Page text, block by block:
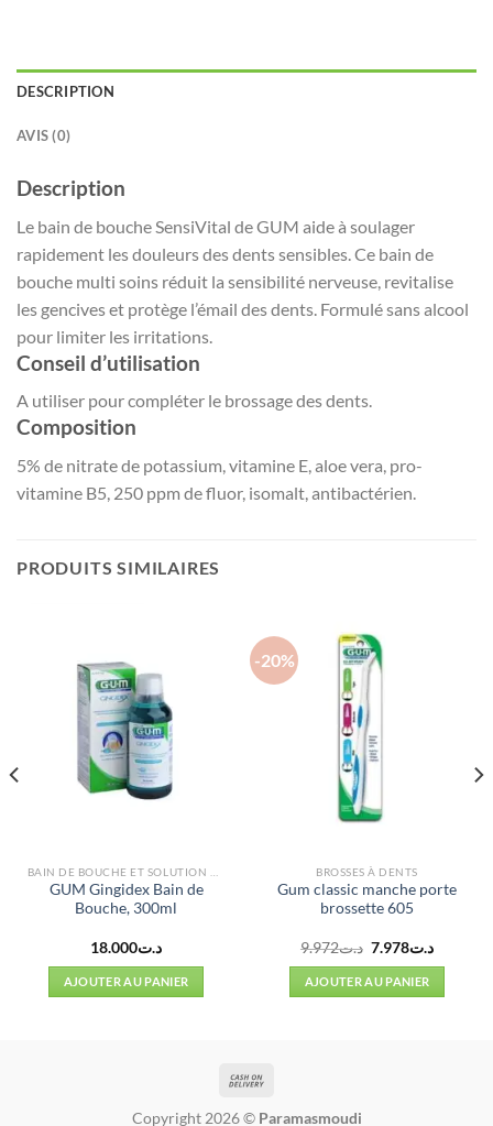
DESCRIPTION
AVIS (0)
Description
Le bain de bouche SensiVital de GUM aide à soulager
rapidement les douleurs des dents sensibles. Ce bain de
bouche multi soins réduit la sensibilité nerveuse, revitalise
les gencives et protège l’émail des dents. Formulé sans alcool
pour limiter les irritations.
Conseil d’utilisation
A utiliser pour compléter le brossage des dents.
Composition
5% de nitrate de potassium, vitamine E, aloe vera, pro-
vitamine B5, 250 ppm de fluor, isomalt, antibactérien.
PRODUITS SIMILAIRES
GUM Gingidex Bain de
Bouche, 300ml
د.ت18.000
AJOUTER AU PANIER
-20%
BROSSES À DENTS
Gum classic manche porte
brossette 605
د.ت9.972
Le
initial
était :
د.ت7.978
Le
AJOUTER AU PANIER
Copyright 2026 © Paramasmoudi